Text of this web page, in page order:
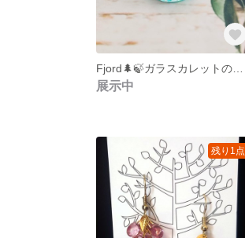
展示中
残り1点